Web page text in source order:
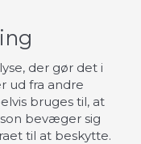
der gør det i
ud fra andre
bruges til, at
bevæger sig
til at beskytte.